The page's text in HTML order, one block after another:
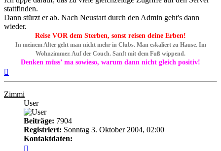
stattfinden.
Dann stürzt er ab. Nach Neustart durch den Admin geht's dann
wieder.
Reise VOR dem Sterben, sonst reisen deine Erben!
In meinem Alter geht man nicht mehr in Clubs. Man eskaliert zu Hause. Im
Wohnzimmer. Auf der Couch. Sanft mit dem Fuß wippend.
Denken müss’ ma sowieso, warum dann nicht gleich positiv!
oben
Zimmi
User
Beiträge: 7904
Registriert: Sonntag 3. Oktober 2004, 02:00
Kontaktdaten: